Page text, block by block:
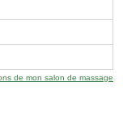
de mon salon de massage